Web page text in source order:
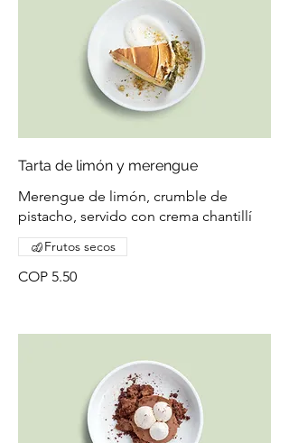
Tarta de limón y merengue
Merengue de limón, crumble de
pistacho, servido con crema chantillí
COP 5.50
Frutos secos